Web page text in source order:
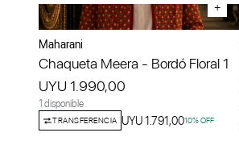
+
Maharani
Chaqueta Meera - Bordó Floral 1
UYU 1.990,00
1 disponible
TRANSFERENCIA UYU 1.791,0010% OFF